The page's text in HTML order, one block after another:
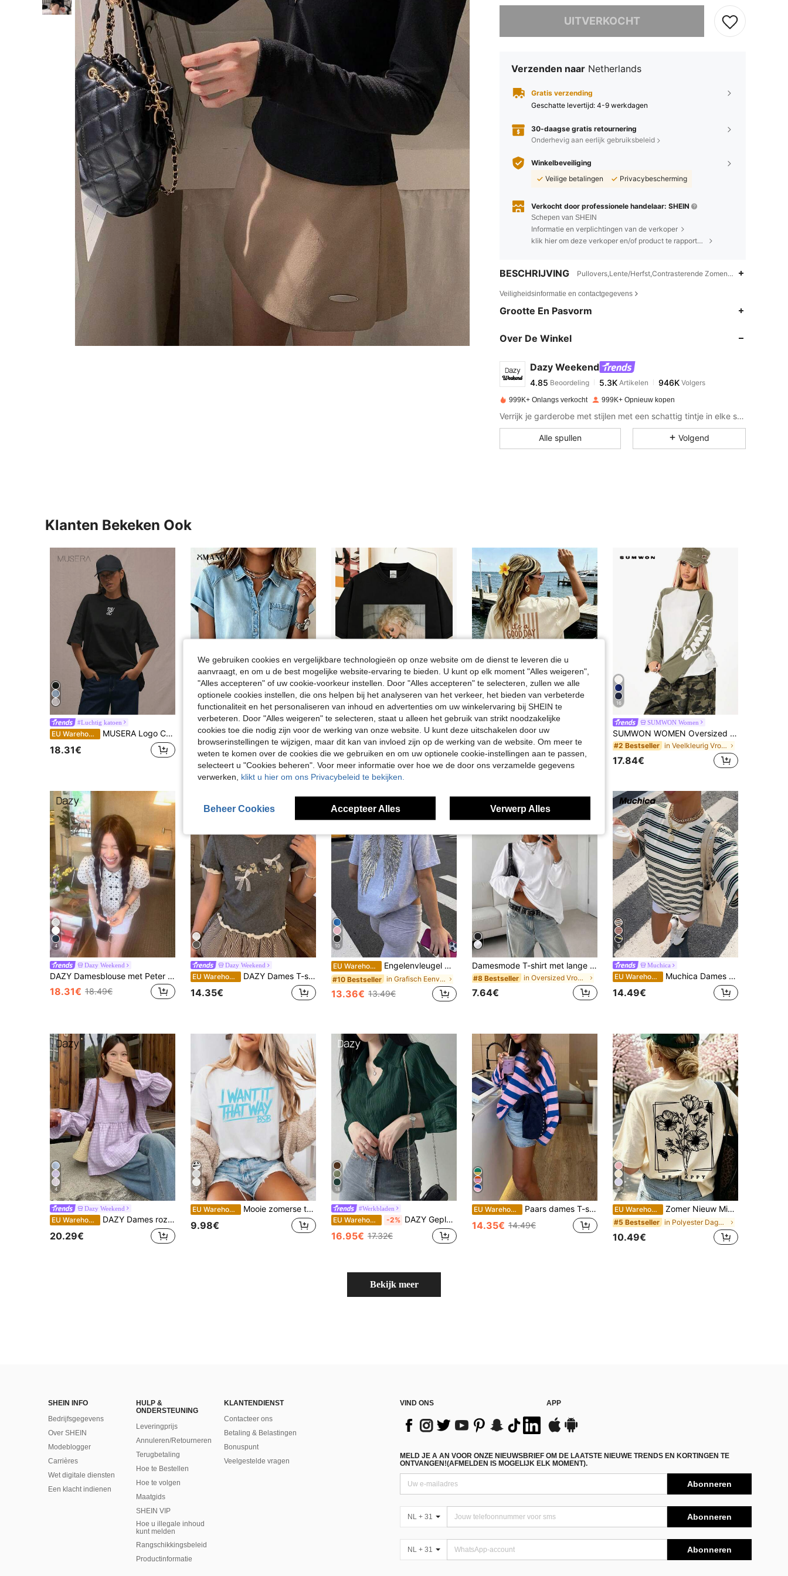
UITVERKOCHT
Verzenden naar Netherlands
Gratis verzending
Geschatte levertijd: 4-9 werkdagen
30-daagse gratis retournering
Onderhevig aan eerlijk gebruiksbeleid
Winkelbeveiliging
Veilige betalingen
Privacybescherming
Verkocht door professionele handelaar: SHEIN
Schepen van SHEIN
Informatie en verplichtingen van de verkoper
klik hier om deze verkoper en/of product te rapporteren.
BESCHRIJVING Pullovers,Lente/Herfst,Contrasterende Zomen,Rits,Voorpand
Veiligheidsinformatie en contactgegevens
Grootte En Pasvorm
Over De Winkel
Dazy Weekend
4.85
4.85Beoordeling 5.3KArtikelen
e***1betaalde1 dag geleden
4.85
4.85
4.85 946K
4.85 946K
999K+ Onlangs verkocht 999K+ Opnieuw kopen
Verrijk je garderobe met stijlen met een schattig tintje in elke steek.
Alle spullen Volgend
Klanten Bekeken Ook
#Luchtig katoen
EU Warehouse MUSERA Logo Crew Neck Oversized T-shirt Casual Luchthaven Vakantie Terug naar School Elegant Lente Zomer
18.31€
Omancia
EU Warehouse Omancia Damesoverhemd met korte mouwen, enkele rij knopen en zakken, casual denimlook.
16.49€
EU Warehouse -12% Vintage T-shirt in jaren 90-stijl met een grappige poppengezicht-meme, een verwassen effect en gemaakt van verschillende stoffen. Zomertop.
#5 Bestseller in Boothals Vrouwen Tops, Blouses & Tee
6.00€ 6.89€
17
#1 Bestseller
17.49€
16
SUMWON Women
SUMWON WOMEN Oversized Raglan T-shirt met lange mouwen en grafische print voor dames met kleurblokontwerp en versleten details
#2 Bestseller in Veelkleurig Vrouwen T-shirts
17.84€
4
Dazy Weekend
DAZY Damesblouse met Peter Pan-kraag, geruit, casual, Koreaanse stijl, preppy, zomer
18.31€ 18.49€
Dazy Weekend
EU Warehouse DAZY Dames T-shirt met cartoonprint, strik en ruches, ronde hals en korte mouwen, zomerse grafische tee
14.35€
10
EU Warehouse Engelenvleugel met pailletten geborduurd uitgaansfeest, Y2K zomer, vakantie & strand, casual dames T-shirt met ronde hals en korte mouwen in het wit
#10 Bestseller in Grafisch Eenvoudige casual T-shirts
13.36€ 13.49€
Damesmode T-shirt met lange mouwen, ronde hals, regular fit, losse pasvorm, veelzijdige casual herfst/winter nieuwe plus size top, herfstessentiële, gemakkelijk te combineren
#8 Bestseller in Oversized Vrouwen T-shirts
7.64€
9
Muchica
EU Warehouse Muchica Dames T-shirt met bruine strepen, losse pasvorm en korte mouwen, nieuwe collectie voor de zomer.
14.49€
4
Dazy Weekend
EU Warehouse DAZY Dames roze ronde hals A-lijn blouse met uitlopende mouwen en lange mouwen
20.29€
7
EU Warehouse Mooie zomerse tops voor dames, T-shirt voor dames en heren 2026 popmuziek Bring Memory Back, Bring Memory Back, Backstreet Band, BS
9.98€
18
#Werkbladen
EU Warehouse -2% DAZY Geplooide effen blouse met revers, olijfgroen, lente/zomer/herfst, herfst, dameskleding, top met lange mouwen
16.95€ 17.32€
EU Warehouse Paars dames T-shirt met contrasterende strepen, schattig Y2K-shirt, casual losvallende top met ronde hals en lange mouwen voor de lente/zomer
14.35€ 14.49€
6
EU Warehouse Zomer Nieuw Minimalistisch Modieus Bloemen- & Vlinderprint Casual Rondhals T-shirt met Korte Mouwen, Veelzijdig Dagelijks Dragen voor Vrouwen, Esthetisch
#5 Bestseller in Polyester Dagelijkse T-shirts
10.49€
Bekijk meer
SHEIN INFO
Bedrijfsgegevens
Over SHEIN
Modeblogger
Carrières
Wet digitale diensten
Een klacht indienen
HULP &
ONDERSTEUNING
Leveringprijs
Annuleren/Retourneren
Terugbetaling
Hoe te Bestellen
Hoe te volgen
Maatgids
SHEIN VIP
Hoe u illegale inhoud
kunt melden
Rangschikkingsbeleid
​Productinformatie
KLANTENDIENST
Contacteer ons
Betaling & Belastingen
Bonuspunt
Veelgestelde vragen
VIND ONS APP
MELD JE A AN VOOR ONZE NIEUWSBRIEF OM DE LAATSTE NIEUWE TRENDS EN KORTINGEN TE
ONTVANGEN!(AFMELDEN IS MOGELIJK ELK MOMENT).
Abonneren
NL + 31 Abonneren
NL + 31 Abonneren
We gebruiken cookies en vergelijkbare technologieën op onze website om de dienst te leveren die u
aanvraagt, en om u de best mogelijke website-ervaring te bieden. U kunt op elk moment "Alles weigeren",
"Alles accepteren" of uw cookie-voorkeur instellen. Door "Alles accepteren" te selecteren, zullen we alle
optionele cookies instellen, die ons helpen bij het analyseren van het verkeer, het bieden van verbeterde
functionaliteit en het personaliseren van inhoud en advertenties om uw winkelervaring bij SHEIN te
verbeteren. Door "Alles weigeren" te selecteren, staat u alleen het gebruik van strikt noodzakelijke
cookies toe die nodig zijn voor de werking van onze website. U kunt deze uitschakelen door uw
browserinstellingen te wijzigen, maar dit kan van invloed zijn op de werking van de website. Om meer te
weten te komen over de cookies die we gebruiken en om uw optionele cookie-instellingen aan te passen,
selecteert u "Cookies beheren". Voor meer informatie over hoe we de door ons verzamelde gegevens
verwerken, klikt u hier om ons Privacybeleid te bekijken.
Beheer Cookies Accepteer Alles Verwerp Alles